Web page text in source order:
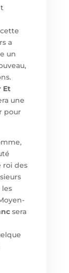
a
un
Et
une
pour
roi des
les
sera